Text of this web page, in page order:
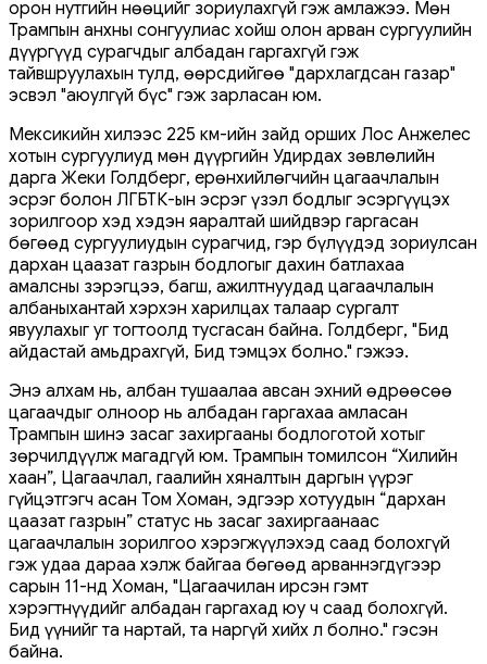
орон нутгийн нөөцийг зориулахгүй гэж амлажээ. Мөн
Трампын анхны сонгуулиас хойш олон арван сургуулийн
дүүргүүд сурагчдыг албадан гаргахгүй гэж
тайвшруулахын тулд, өөрсдийгөө "дархлагдсан газар"
эсвэл "аюулгүй бүс" гэж зарласан юм.
Мексикийн хилээс 225 км-ийн зайд орших Лос Анжелес
хотын сургуулиуд мөн дүүргийн Удирдах зөвлөлийн
дарга Жеки Голдберг, ерөнхийлөгчийн цагаачлалын
эсрэг болон ЛГБТК-ын эсрэг үзэл бодлыг эсэргүүцэх
зорилгоор хэд хэдэн яаралтай шийдвэр гаргасан
бөгөөд сургуулиудын сурагчид, гэр бүлүүдэд зориулсан
дархан цаазат газрын бодлогыг дахин батлахаа
амалсны зэрэгцээ, багш, ажилтнуудад цагаачлалын
албаныхантай хэрхэн харилцах талаар сургалт
явуулахыг уг тогтоолд тусгасан байна. Голдберг, "Бид
айдастай амьдрахгүй, Бид тэмцэх болно." гэжээ.
Энэ алхам нь, албан тушаалаа авсан эхний өдрөөсөө
цагаачдыг олноор нь албадан гаргахаа амласан
Трампын шинэ засаг захиргааны бодлоготой хотыг
зөрчилдүүлж магадгүй юм. Трампын томилсон “Хилийн
хаан”, Цагаачлал, гаалийн хяналтын даргын үүрэг
гүйцэтгэгч асан Том Хоман, эдгээр хотуудын “дархан
цаазат газрын” статус нь засаг захиргаанаас
цагаачлалын зорилгоо хэрэгжүүлэхэд саад болохгүй
гэж удаа дараа хэлж байгаа бөгөөд арваннэгдүгээр
сарын 11-нд Хоман, "Цагаачилан ирсэн гэмт
хэрэгтнүүдийг албадан гаргахад юу ч саад болохгүй.
Бид үүнийг та нартай, та наргүй хийх л болно." гэсэн
байна.